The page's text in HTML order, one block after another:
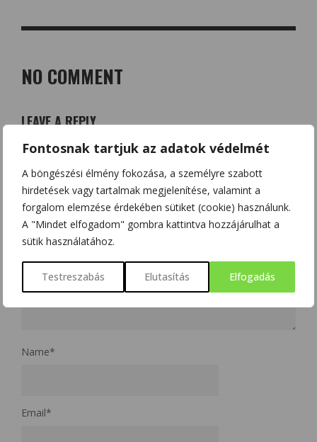
Fontosnak tartjuk az adatok védelmét
A böngészési élmény fokozása, a személyre szabott
hirdetések vagy tartalmak megjelenítése, valamint a
forgalom elemzése érdekében sütiket (cookie) használunk.
A "Mindet elfogadom" gombra kattintva hozzájárulhat a
sütik használatához.
Testreszabás Elutasítás Elfogadás
NO COMMENT
LEAVE A REPLY
Az e-mail címet nem tesszük közzé. A kötelező mezőket
Name*
Email*